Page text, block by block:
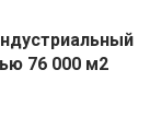
76 000 м2